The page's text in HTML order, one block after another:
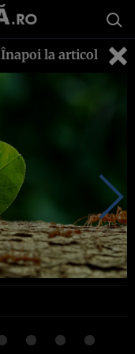
Înapoi la articol